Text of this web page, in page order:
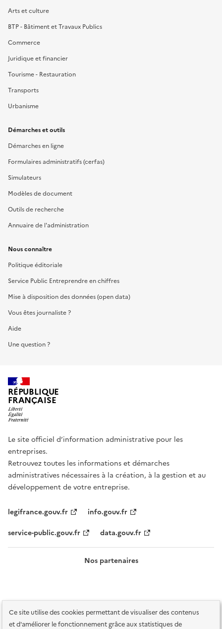
Ce site utilise des cookies permettant de visualiser des contenus
et d'améliorer le fonctionnement grâce aux statistiques de
Arts et culture
BTP - Bâtiment et Travaux Publics
Commerce
Juridique et financier
Tourisme - Restauration
Transports
Urbanisme
Démarches et outils
Démarches en ligne
Formulaires administratifs (cerfas)
Simulateurs
Modèles de document
Outils de recherche
Annuaire de l'administration
Nous connaître
Politique éditoriale
Service Public Entreprendre en chiffres
Mise à disposition des données (open data)
Vous êtes journaliste ?
Aide
Une question ?
RÉPUBLIQUE
FRANÇAISE
Le site officiel d’information administrative pour les
entreprises.
Retrouvez toutes les informations et démarches
administratives nécessaires à la création, à la gestion et au
développement de votre entreprise.
legifrance.gouv.fr
info.gouv.fr
service-public.gouv.fr
data.gouv.fr
Nos partenaires